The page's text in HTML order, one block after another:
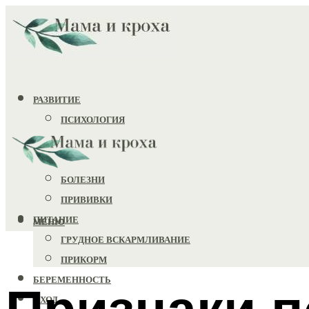
РАЗВИТИЕ
ПСИХОЛОГИЯ
ИГРУШКИ
ЗДОРОВЬЕ
БОЛЕЗНИ
ПРИВИВКИ
ПИТАНИЕ
ГРУДНОЕ ВСКАРМЛИВАНИЕ
ПРИКОРМ
БЕРЕМЕННОСТЬ
УХОД
МЕНЮ